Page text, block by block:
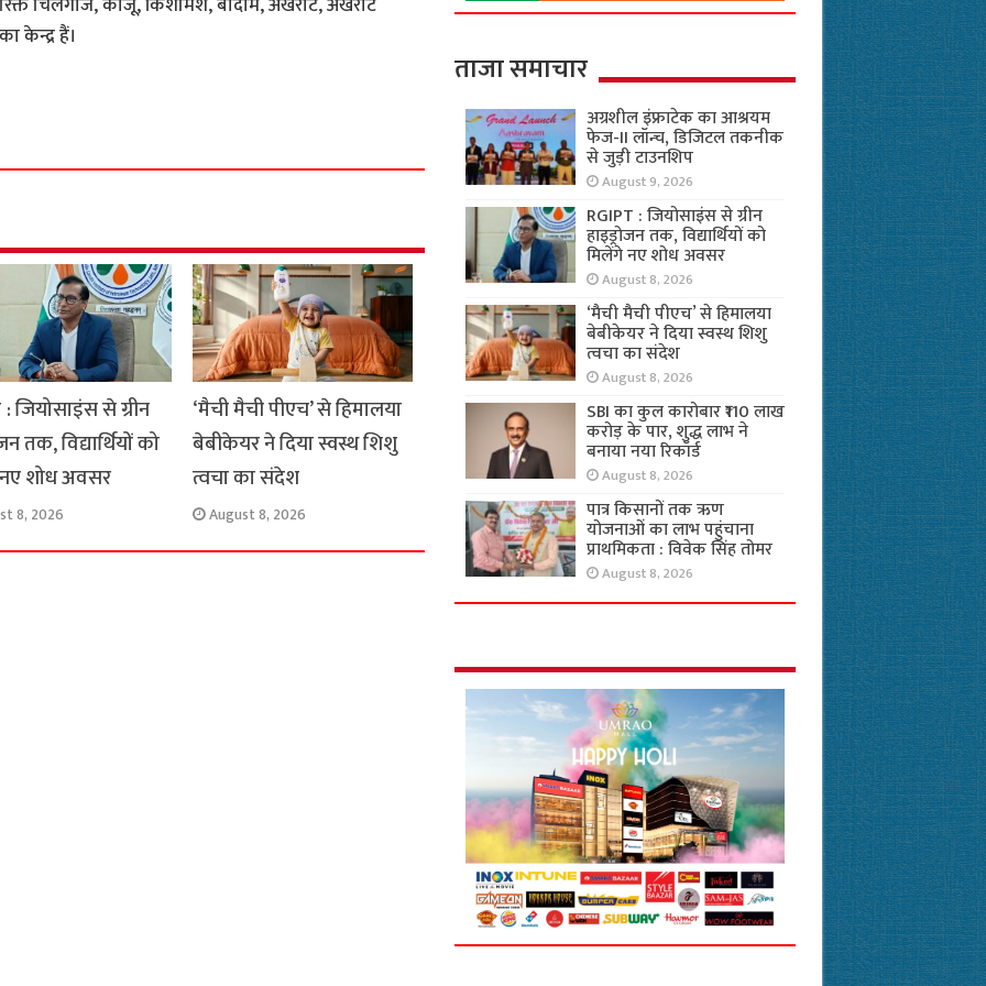
केन्द्र हैं।
: जियोसाइंस से ग्रीन
तक, विद्यार्थियों को
शोध अवसर
8, 2026
‘मैची मैची पीएच’ से हिमालया
बेबीकेयर ने दिया स्वस्थ शिशु
त्वचा का संदेश
August 8, 2026
ताजा समाचार
अग्रशील इंफ्राटेक का आश्रयम
फेज-II लॉन्च, डिजिटल तकनीक
से जुड़ी टाउनशिप
August 9, 2026
RGIPT : जियोसाइंस से ग्रीन
हाइड्रोजन तक, विद्यार्थियों को
मिलेंगे नए शोध अवसर
August 8, 2026
‘मैची मैची पीएच’ से हिमालया
बेबीकेयर ने दिया स्वस्थ शिशु
त्वचा का संदेश
August 8, 2026
SBI का कुल कारोबार ₹110 लाख
करोड़ के पार, शुद्ध लाभ ने
बनाया नया रिकॉर्ड
August 8, 2026
पात्र किसानों तक ऋण
योजनाओं का लाभ पहुंचाना
प्राथमिकता : विवेक सिंह तोमर
August 8, 2026